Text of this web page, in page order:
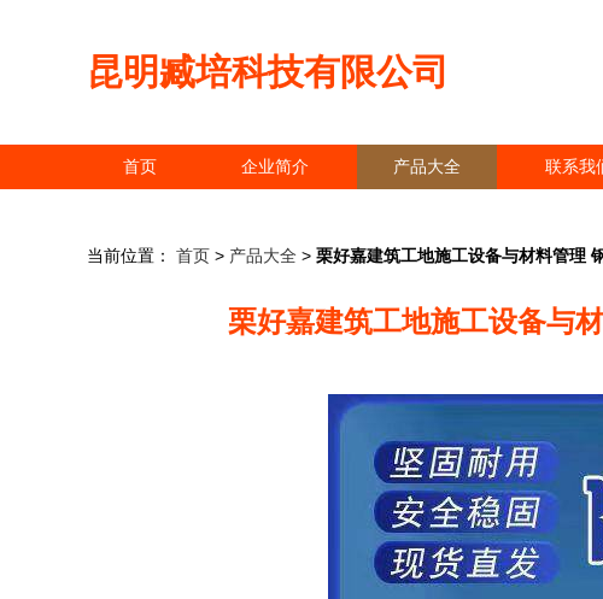
昆明臧培科技有限公司
首页 企业简介 产品大全 联系我
当前位置： 首页 > 产品大全 > 栗好嘉建筑工地施工设备与材料管理
栗好嘉建筑工地施工设备与